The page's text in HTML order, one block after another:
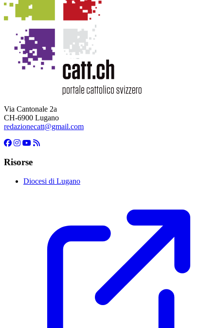
Via Cantonale 2a
CH-6900 Lugano
redazionecatt@gmail.com
Risorse
Diocesi di Lugano